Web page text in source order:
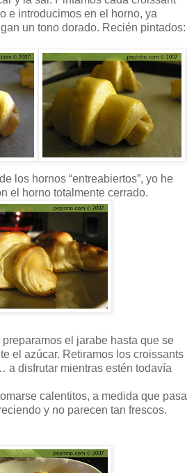
e introducimos en el horno, ya
un tono dorado. Recién pintados:
los hornos “entreabiertos”, yo he
el horno totalmente cerrado.
el jarabe hasta que se
el azúcar. Retiramos los croissants
a disfrutar mientras estén todavía
calentitos, a medida que pasa
y no parecen tan frescos.